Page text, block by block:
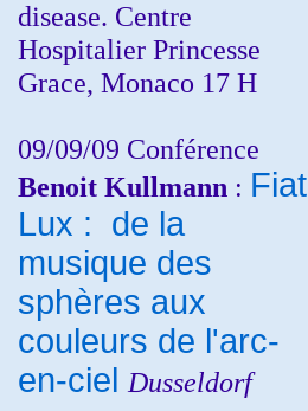
disease. Centre
Hospitalier Princesse
Grace, Monaco 17 H
09/09/09 Conférence
Benoit Kullmann : Fiat
Lux : de la
musique des
sphères aux
couleurs de l'arc-
en-ciel Dusseldorf